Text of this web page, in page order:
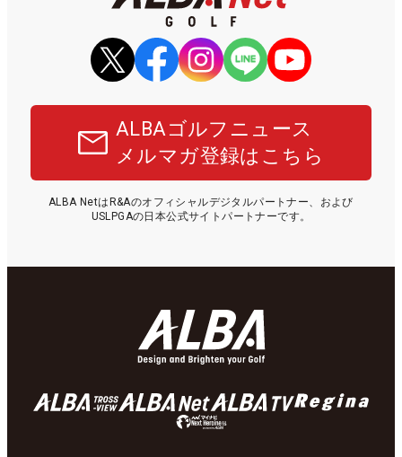
ALBAゴルフニュース
メルマガ登録はこちら
ALBA NetはR&Aのオフィシャルデジタルパートナー、および
USLPGAの日本公式サイトパートナーです。